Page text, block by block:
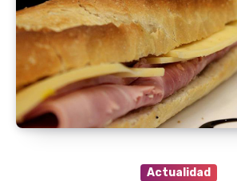
Actualidad